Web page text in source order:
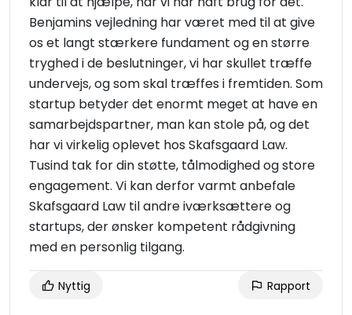
Benjamins vejledning har været med til at give
os et langt stærkere fundament og en større
tryghed i de beslutninger, vi har skullet træffe
undervejs, og som skal træffes i fremtiden. Som
startup betyder det enormt meget at have en
samarbejdspartner, man kan stole på, og det
har vi virkelig oplevet hos Skafsgaard Law.
Tusind tak for din støtte, tålmodighed og store
engagement. Vi kan derfor varmt anbefale
Skafsgaard Law til andre iværksættere og
startups, der ønsker kompetent rådgivning
med en personlig tilgang.
Nyttig Rapport